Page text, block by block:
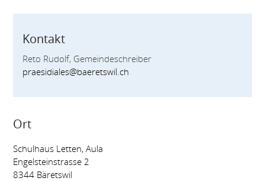
Kontakt
Reto Rudolf, Gemeindeschreiber
praesidiales@baeretswil.ch
Ort
Schulhaus Letten, Aula
Engelsteinstrasse 2
8344 Bäretswil